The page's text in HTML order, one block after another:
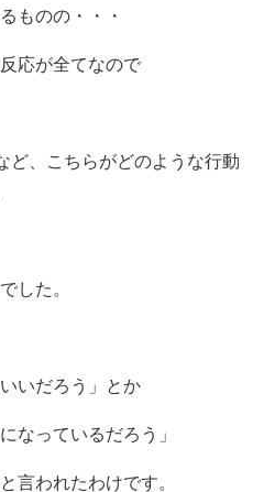
ものの・・・
応が全てなので
ど、こちらがどのような行動
した。
いだろう」とか
なっているだろう」
言われたわけです。